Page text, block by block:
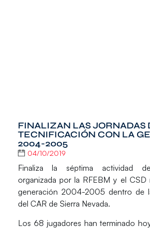
FINALIZAN LAS JORNADAS
TECNIFICACIÓN CON LA
2004-2005
04/10/2019
Finaliza la séptima actividad
organizada por la RFEBM y el CSD
generación 2004-2005 dentro de
del CAR de Sierra Nevada.
Los 68 jugadores han terminado